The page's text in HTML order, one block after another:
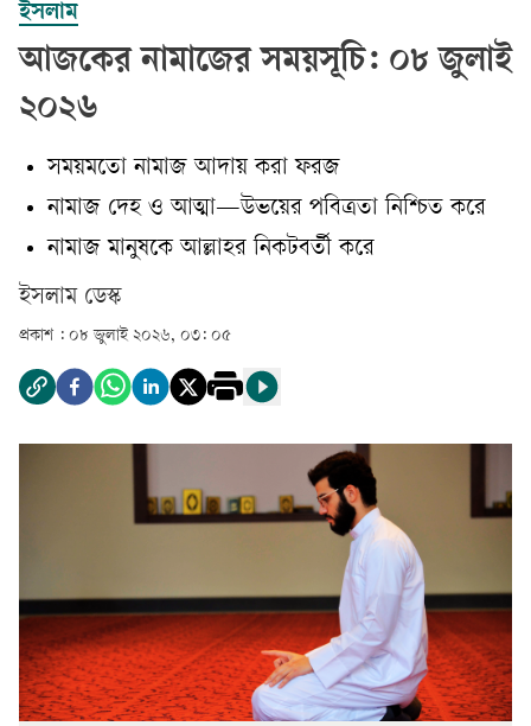
ইসলাম
আজকের নামাজের সময়সূচি: ০৮ জুলাই
২০২৬
সময়মতো নামাজ আদায় করা ফরজ
নামাজ দেহ ও আত্মা—উভয়ের পবিত্রতা নিশ্চিত করে
নামাজ মানুষকে আল্লাহর নিকটবর্তী করে
ইসলাম ডেস্ক
প্রকাশ : ০৮ জুলাই ২০২৬, ০৩: ০৫